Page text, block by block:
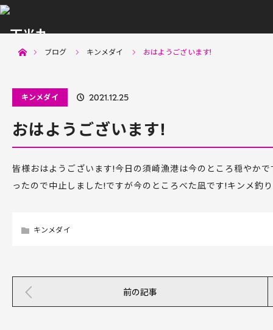
menu
ブログ
キンメダイ おはようございます!
キンメダイ 2021.12.25
おはようございます!
皆様おはようございます!今日の須崎漁港は今のところ穏やか
ったので中止しました!ですが今のところべた凪です!キンメ釣
キンメダイ
前の記事